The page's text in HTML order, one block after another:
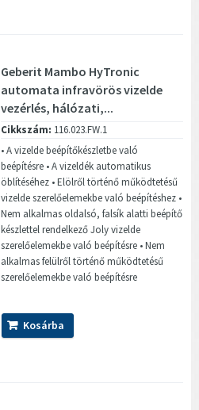
Geberit Mambo HyTronic
automata infravörös vizelde
vezérlés, hálózati,...
Cikkszám: 116.023.FW.1
• A vizelde beépítőkészletbe való
beépítésre • A vizeldék automatikus
öblítéséhez • Elölről történő működtetésű
vizelde szerelőelemekbe való beépítéshez •
Nem alkalmas oldalsó, falsík alatti beépítő
készlettel rendelkező Joly vizelde
szerelőelemekbe való beépítésre • Nem
alkalmas felülről történő működtetésű
szerelőelemekbe való beépítésre
Kosárba